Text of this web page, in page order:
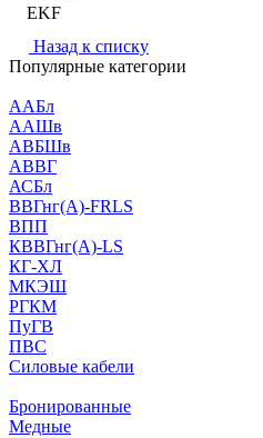
EKF
Назад к списку
Популярные категории
ААБл
ААШв
АВБШв
АВВГ
АСБл
ВВГнг(А)-FRLS
ВПП
КВВГнг(А)-LS
КГ-ХЛ
МКЭШ
РГКМ
ПуГВ
ПВС
Силовые кабели
Бронированные
Медные